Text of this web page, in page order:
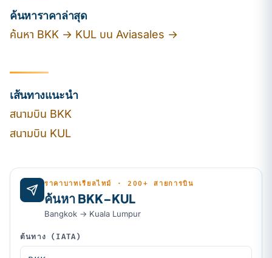
ค้นหาราคาล่าสุด
ค้นหา BKK → KUL บน Aviasales →
เส้นทางแนะนำ
สนามบิน BKK
สนามบิน KUL
ราคาบาทเรียลไทม์ · 200+ สายการบิน
ค้นหา BKK–KUL
Bangkok → Kuala Lumpur
ต้นทาง (IATA)